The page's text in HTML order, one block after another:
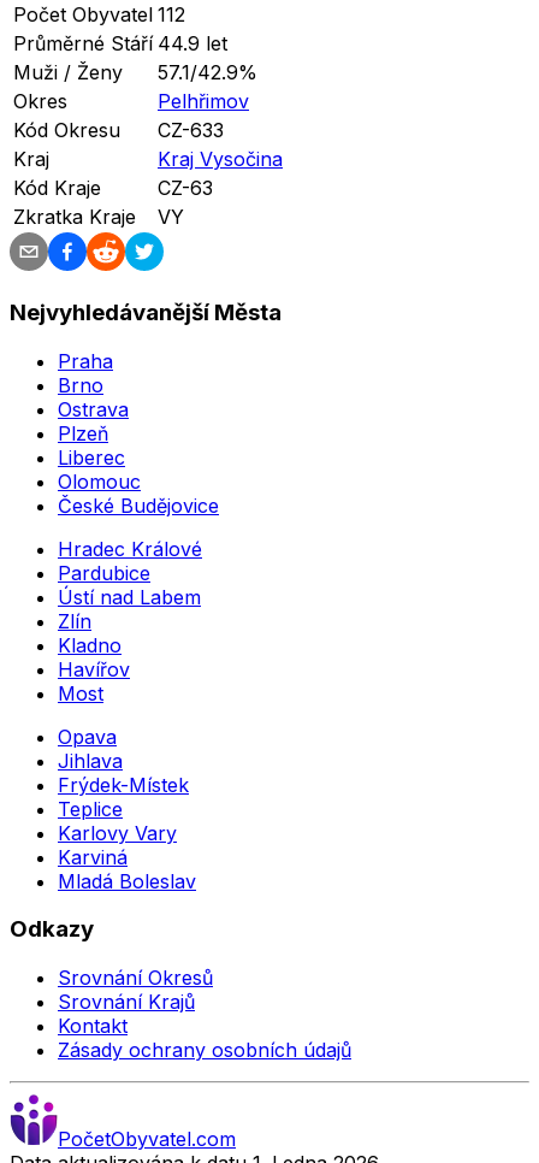
Počet Obyvatel 112
Průměrné Stáří 44.9 let
Muži / Ženy
57.1/42.9%
Okres
Pelhřimov
Kód Okresu
CZ-633
Kraj
Kraj Vysočina
Kód Kraje
CZ-63
Zkratka Kraje
VY
Nejvyhledávanější Města
Praha
Brno
Ostrava
Plzeň
Liberec
Olomouc
České Budějovice
Hradec Králové
Pardubice
Ústí nad Labem
Zlín
Kladno
Havířov
Most
Opava
Jihlava
Frýdek-Místek
Teplice
Karlovy Vary
Karviná
Mladá Boleslav
Odkazy
Srovnání Okresů
Srovnání Krajů
Kontakt
Zásady ochrany osobních údajů
PočetObyvatel.com